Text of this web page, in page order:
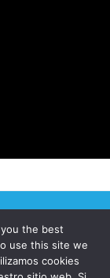
2026. All
the best
use this site we
cookies